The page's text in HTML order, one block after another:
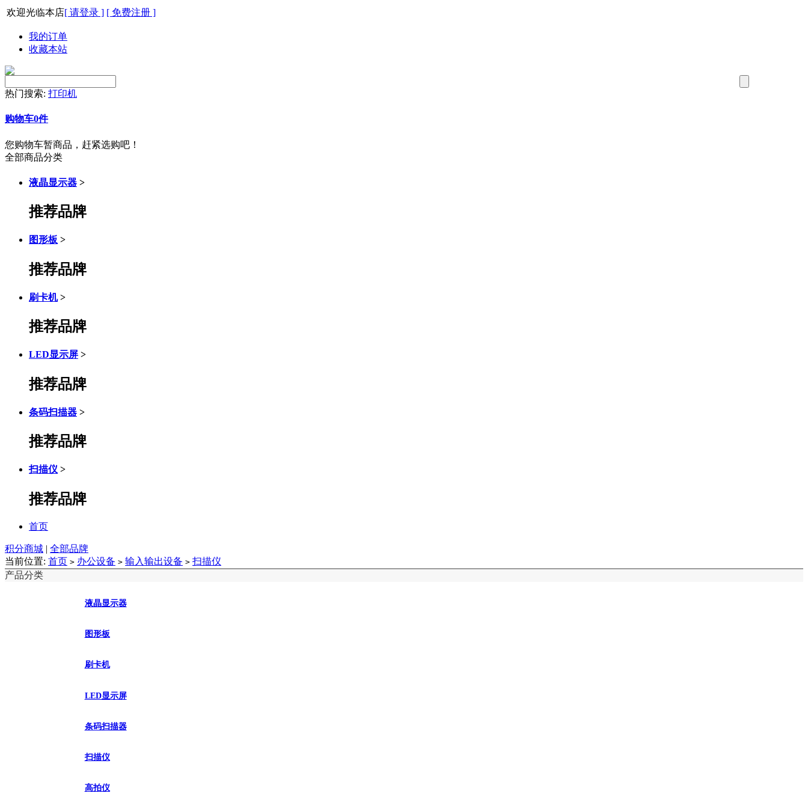
欢迎光临本店[ 请登录 ] [ 免费注册 ]
我的订单
收藏本站
热门搜索: 打印机
购物车0件
您购物车暂商品，赶紧选购吧！
全部商品分类
液晶显示器 >
推荐品牌
图形板 >
推荐品牌
刷卡机 >
推荐品牌
LED显示屏 >
推荐品牌
条码扫描器 >
推荐品牌
扫描仪 >
推荐品牌
首页
积分商城 | 全部品牌
当前位置: 首页 > 办公设备 > 输入输出设备 > 扫描仪
产品分类
液晶显示器
图形板
刷卡机
LED显示屏
条码扫描器
扫描仪
高拍仪